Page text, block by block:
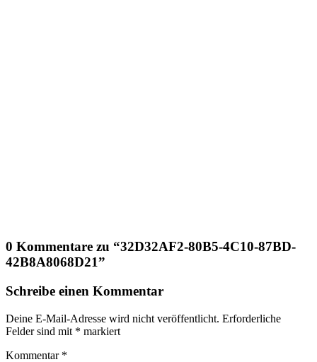
0 Kommentare zu “32D32AF2-80B5-4C10-87BD-
42B8A8068D21”
Schreibe einen Kommentar
Deine E-Mail-Adresse wird nicht veröffentlicht. Erforderliche
Felder sind mit * markiert
Kommentar *